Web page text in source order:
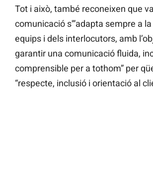
Tot i això, també reconeixen que
comunicació s'”adapta sempre a
equips i dels interlocutors, amb
garantir una comunicació fluida,
comprensible per a tothom” per
“respecte, inclusió i orientació al